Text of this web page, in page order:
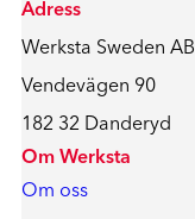
Adress
Werksta Sweden AB
Vendevägen 90
182 32 Danderyd
Om Werksta
Om oss